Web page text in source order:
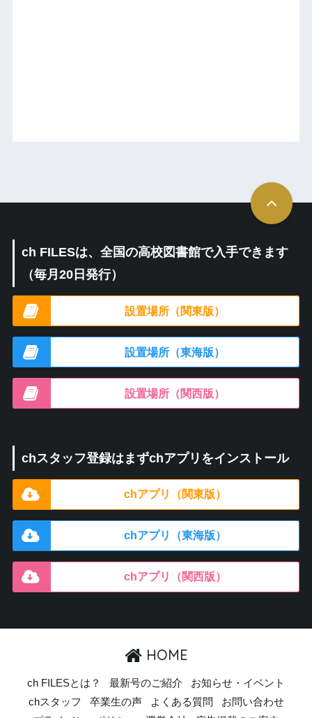
ch FILESは、全国の高校図書館で入手できます
（毎月20日発行）
設置場所（関東版）
設置場所（東海版）
設置場所（関西版）
chスタッフ登録はまずchアプリをインストール
chアプリ（関東版）
chアプリ（東海版）
chアプリ（関西版）
HOME
ch FILESとは？ 最新号のご紹介
お知らせ・イベント
chスタッフ
卒業生の声 よくある質問
お問い合わせ